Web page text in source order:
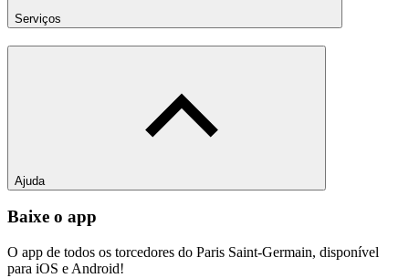
Serviços
Ajuda
Baixe o app
O app de todos os torcedores do Paris Saint-Germain, disponível
para iOS e Android!